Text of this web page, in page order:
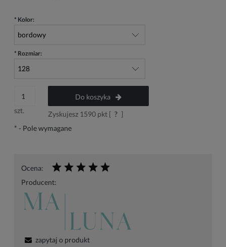
* Kolor:
* Rozmiar:
szt.
Do koszyka
Zyskujesz 1590pkt [ ? ]
* - Pole wymagane
Ocena:
Producent:
zapytaj o produkt